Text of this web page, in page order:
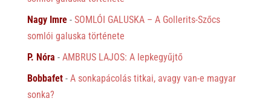
Nagy Imre- SOMLÓI GALUSKA – A Gollerits-Szőcs
somlói galuska története
P. Nóra - AMBRUS LAJOS: A lepkegyűjtő
Bobbafet- A sonkapácolás titkai, avagy van-e magyar
sonka?